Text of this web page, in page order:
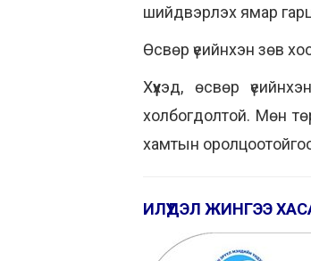
шийдвэрлэх ямар
Өсвөр үеийнхэн зөв
Хүүхэд, өсвөр
холбогдолтой. Мөн
хамтын
ИЛҮҮДЭЛ ЖИНГЭЭ